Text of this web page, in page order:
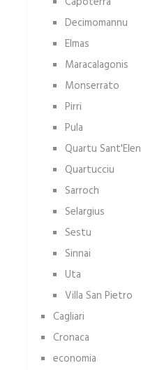
Decimomannu
Elmas
Maracalagonis
Monserrato
Pirri
Pula
Quartu
Quartucciu
Sarroch
Selargius
Sestu
Sinnai
Uta
Villa San Pietro
Cagliari
Cronaca
economia